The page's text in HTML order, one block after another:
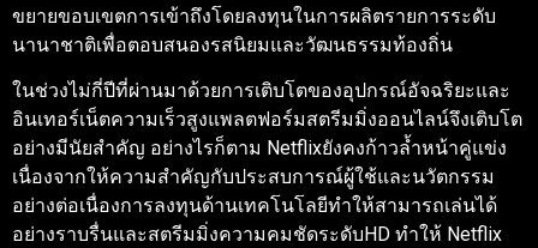
ขยายขอบเขตการเข้าถึงโดยลงทุนในการผลิตรายการระดับ
นานาชาติเพื่อตอบสนองรสนิยมและวัฒนธรรมท้องถิ่น
ในช่วงไม่กี่ปีที่ผ่านมาด้วยการเติบโตของอุปกรณ์อัจฉริยะและ
อินเทอร์เน็ตความเร็วสูงแพลตฟอร์มสตรีมมิ่งออนไลน์จึงเติบโต
อย่างมีนัยสำคัญ อย่างไรก็ตาม Netflixยังคงก้าวล้ำหน้าคู่แข่ง
เนื่องจากให้ความสำคัญกับประสบการณ์ผู้ใช้และนวัตกรรม
อย่างต่อเนื่องการลงทุนด้านเทคโนโลยีทำให้สามารถเล่นได้
อย่างราบรื่นและสตรีมมิ่งความคมชัดระดับHD ทำให้ Netflix